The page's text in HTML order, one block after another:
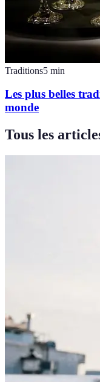
Traditions5 min
Les plus belles
monde
Tous les